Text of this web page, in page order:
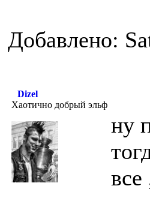
Добавлено:
Dizel
Хаотично добрый эльф
ну